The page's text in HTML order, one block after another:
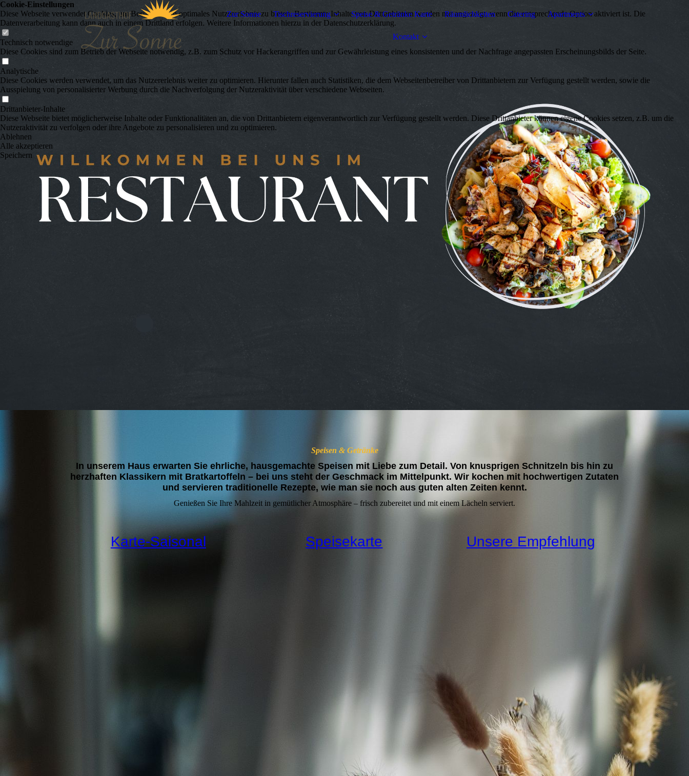
Zur Sonne Tischreservierung Speise & Getränke Karte Räumlichkeiten Catering Apartments
Kontakt
Speisen & Getränke
In unserem Haus erwarten Sie ehrliche, hausgemachte Speisen mit Liebe zum Detail. Von knusprigen Schnitzeln bis hin zu
herzhaften Klassikern mit Bratkartoffeln – bei uns steht der Geschmack im Mittelpunkt. Wir kochen mit hochwertigen Zutaten
und servieren traditionelle Rezepte, wie man sie noch aus guten alten Zeiten kennt.
Genießen Sie Ihre Mahlzeit in gemütlicher Atmosphäre – frisch zubereitet und mit einem Lächeln serviert.
Karte-Saisonal Speisekarte Unsere Empfehlung
Cookie-Einstellungen
Diese Webseite verwendet Cookies, um Besuchern ein optimales Nutzererlebnis zu bieten. Bestimmte Inhalte von Drittanbietern werden nur angezeigt, wenn die entsprechende Option aktiviert ist. Die
Datenverarbeitung kann dann auch in einem Drittland erfolgen. Weitere Informationen hierzu in der Datenschutzerklärung.
Technisch notwendige
Diese Cookies sind zum Betrieb der Webseite notwendig, z.B. zum Schutz vor Hackerangriffen und zur Gewährleistung eines konsistenten und der Nachfrage angepassten Erscheinungsbilds der Seite.
Analytische
Diese Cookies werden verwendet, um das Nutzererlebnis weiter zu optimieren. Hierunter fallen auch Statistiken, die dem Webseitenbetreiber von Drittanbietern zur Verfügung gestellt werden, sowie die
Ausspielung von personalisierter Werbung durch die Nachverfolgung der Nutzeraktivität über verschiedene Webseiten.
Drittanbieter-Inhalte
Diese Webseite bietet möglicherweise Inhalte oder Funktionalitäten an, die von Drittanbietern eigenverantwortlich zur Verfügung gestellt werden. Diese Drittanbieter können eigene Cookies setzen, z.B. um die
Nutzeraktivität zu verfolgen oder ihre Angebote zu personalisieren und zu optimieren.
Ablehnen
Alle akzeptieren
Speichern